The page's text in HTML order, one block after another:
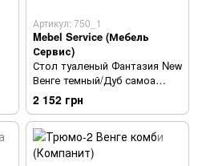
Артикул: 750_1
Mebel Service (Мебель
Сервис)
Стол туаленый Фантазия New
Венге темный/Дуб самоа
(Мебель Сервис)
2 152 грн